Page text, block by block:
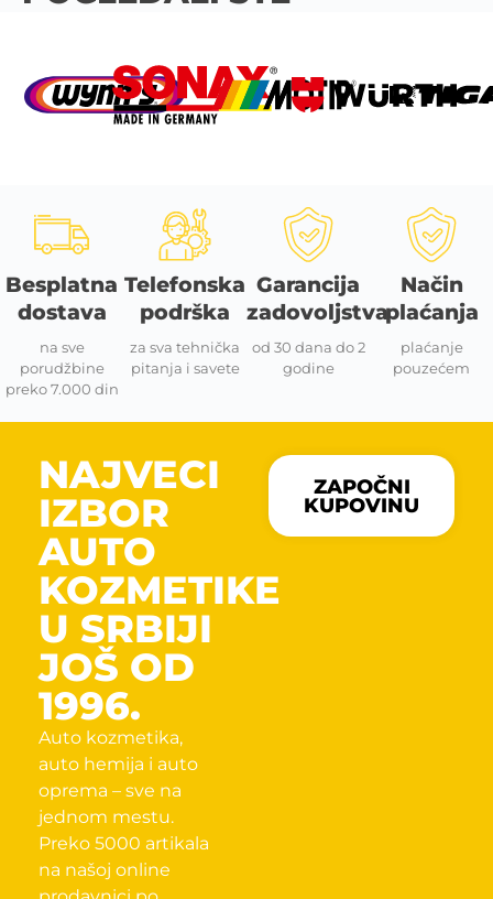
Besplatna
dostava
na sve
porudžbine
preko 7.000 din
Telefonska
podrška
za sva tehnička
pitanja i savete
Garancija
zadovoljstva
od 30 dana do 2
godine
Način
plaćanja
plaćanje
pouzećem
NAJVECI
IZBOR
AUTO
KOZMETIKE
U SRBIJI
JOŠ OD
1996.
Auto kozmetika,
auto hemija i auto
oprema – sve na
jednom mestu.
Preko 5000 artikala
na našoj online
ZAPOČNI
KUPOVINU